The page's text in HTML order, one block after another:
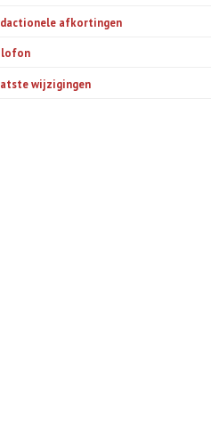
afkortingen
wijzigingen